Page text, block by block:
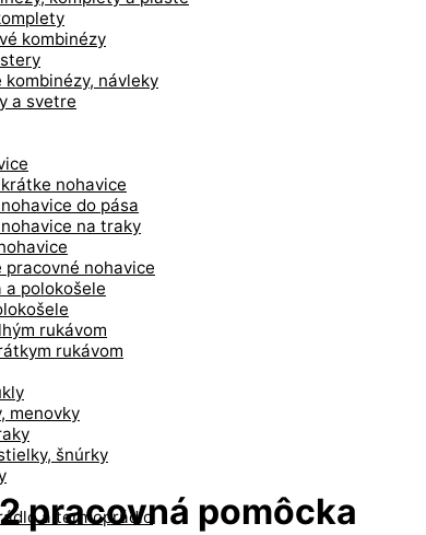
kombinézy
kombinézy, návleky
a svetre
nohavice
do pása
na traky
pracovné nohavice
a polokošele
rukávom
rukávom
menovky
šnúrky
a termoprádlo
pracovná pomôcka